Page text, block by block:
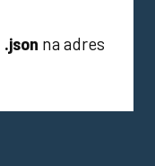
.json na adres